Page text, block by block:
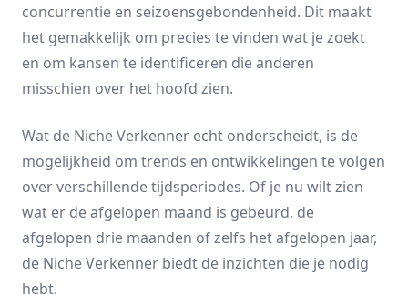
concurrentie en seizoensgebondenheid. Dit maakt
het gemakkelijk om precies te vinden wat je zoekt
en om kansen te identificeren die anderen
misschien over het hoofd zien.
Wat de Niche Verkenner echt onderscheidt, is de
mogelijkheid om trends en ontwikkelingen te volgen
over verschillende tijdsperiodes. Of je nu wilt zien
wat er de afgelopen maand is gebeurd, de
afgelopen drie maanden of zelfs het afgelopen jaar,
de Niche Verkenner biedt de inzichten die je nodig
hebt.